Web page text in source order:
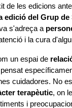
de les edicions
edició del Grup
s'adreça a
i la cura
un espai de
cuidadores. No
terapèutic, on
i